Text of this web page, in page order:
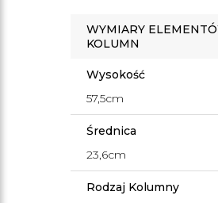
WYMIARY
KOLUMN
Wysokość
57,5cm
Średnica
23,6cm
Rodzaj Kolumny